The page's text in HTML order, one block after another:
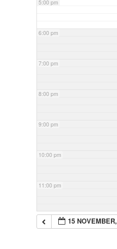
5:00 pm
6:00 pm
7:00 pm
8:00 pm
9:00 pm
10:00 pm
11:00 pm
15